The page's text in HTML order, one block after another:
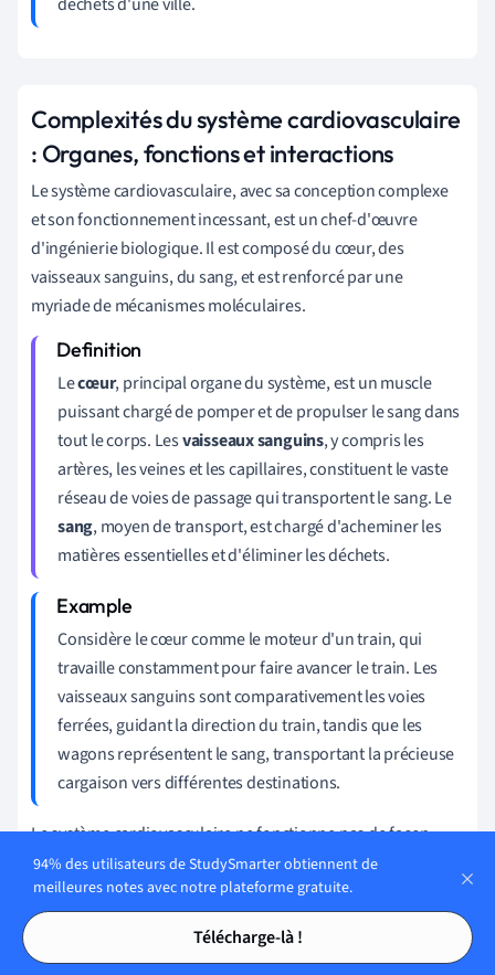
Tables des matières
Tables des matières
Complexités du système cardiovasculaire
: Organes, fonctions et interactions
Le système cardiovasculaire, avec sa conception complexe
et son fonctionnement incessant, est un chef-d'œuvre
d'ingénierie biologique. Il est composé du cœur, des
vaisseaux sanguins, du sang, et est renforcé par une
myriade de mécanismes moléculaires.
Lecœur, principal organe du système, est un muscle
puissant chargé de pomper et de propulser le sang dans
tout le corps. Lesvaisseaux sanguins, y compris les
artères, les veines et les capillaires, constituent le vaste
réseau de voies de passage qui transportent le sang. Le
sang, moyen de transport, est chargé d'acheminer les
matières essentielles et d'éliminer les déchets.
Considère le cœur comme le moteur d'un train, qui
travaille constamment pour faire avancer le train. Les
vaisseaux sanguins sont comparativement les voies
ferrées, guidant la direction du train, tandis que les
wagons représentent le sang, transportant la précieuse
cargaison vers différentes destinations.
Le système cardiovasculaire ne fonctionne pas de façon
isolée. Il continue d'interagir avec d'autres systèmes
corporels pour remplir sa fonction, ce qui souligne la nature
interdépendante du corps. Par exemple, il travaille avec le
système digestif pour distribuer les nutriments, avec le
94% des utilisateurs de StudySmarter obtiennent de
meilleures notes avec notre plateforme gratuite.
Télécharge-là !